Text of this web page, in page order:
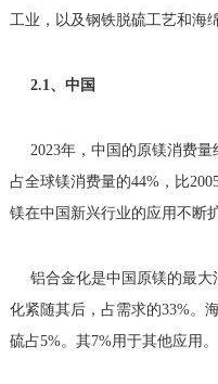
工业，以及钢铁脱硫工艺和海
2.1、中国
2023年，中国的原镁消费量
占全球镁消费量的44%，比
镁在中国新兴行业的应用不断
铝合金化是中国原镁的最
化紧随其后，占需求的33%。
硫占5%。其7%用于其他应用。